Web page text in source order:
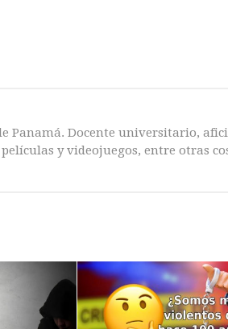
Panamá. Docente universitario,
y videojuegos, entre otras